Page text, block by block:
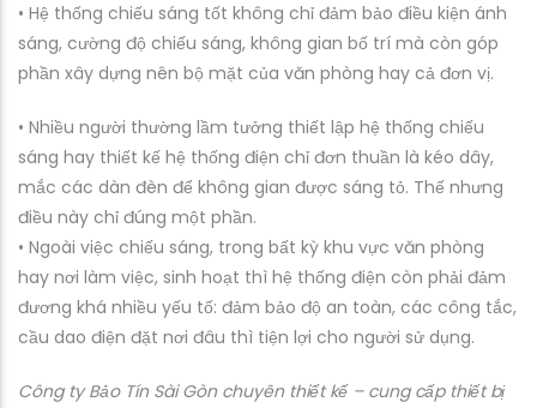
H
I
C
N
G
Đ
Ệ
N
V
Ă
• Hệ thống chiếu sáng tốt không chỉ đảm bảo điều kiện ánh
sáng, cường độ chiếu sáng, không gian bố trí mà còn góp
phần xây dựng nên bộ mặt của văn phòng hay cả đơn vị.
• Nhiều người thường lầm tưởng thiết lập hệ thống chiếu
sáng hay thiết kế hệ thống điện chỉ đơn thuần là kéo dây,
mắc các dàn đèn để không gian được sáng tỏ. Thế nhưng
điều này chỉ đúng một phần.
• Ngoài việc chiếu sáng, trong bất kỳ khu vực văn phòng
hay nơi làm việc, sinh hoạt thì hệ thống điện còn phải đảm
đương khá nhiều yếu tố: đảm bảo độ an toàn, các công tắc,
cầu dao điện đặt nơi đâu thì tiện lợi cho người sử dụng.
Công ty Bảo Tín Sài Gòn chuyên thiết kế – cung cấp thiết bị